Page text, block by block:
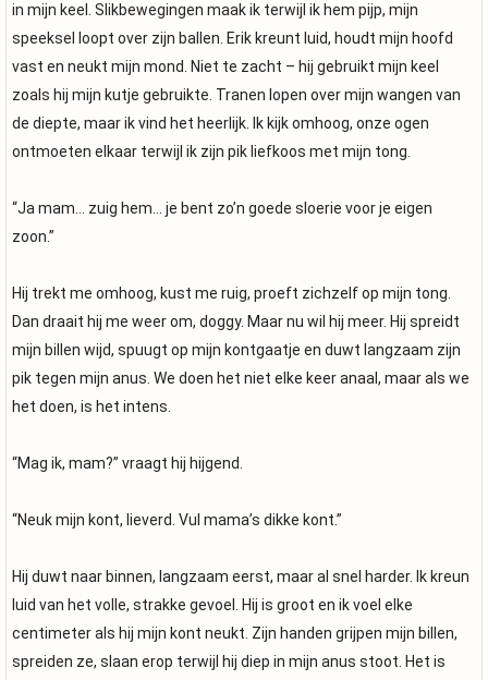
in mijn keel. Slikbewegingen maak ik terwijl ik hem pijp, mijn
speeksel loopt over zijn ballen. Erik kreunt luid, houdt mijn hoofd
vast en neukt mijn mond. Niet te zacht – hij gebruikt mijn keel
zoals hij mijn kutje gebruikte. Tranen lopen over mijn wangen van
de diepte, maar ik vind het heerlijk. Ik kijk omhoog, onze ogen
ontmoeten elkaar terwijl ik zijn pik liefkoos met mijn tong.
“Ja mam… zuig hem… je bent zo’n goede sloerie voor je eigen
zoon.”
Hij trekt me omhoog, kust me ruig, proeft zichzelf op mijn tong.
Dan draait hij me weer om, doggy. Maar nu wil hij meer. Hij spreidt
mijn billen wijd, spuugt op mijn kontgaatje en duwt langzaam zijn
pik tegen mijn anus. We doen het niet elke keer anaal, maar als we
het doen, is het intens.
“Mag ik, mam?” vraagt hij hijgend.
“Neuk mijn kont, lieverd. Vul mama’s dikke kont.”
Hij duwt naar binnen, langzaam eerst, maar al snel harder. Ik kreun
luid van het volle, strakke gevoel. Hij is groot en ik voel elke
centimeter als hij mijn kont neukt. Zijn handen grijpen mijn billen,
spreiden ze, slaan erop terwijl hij diep in mijn anus stoot. Het is